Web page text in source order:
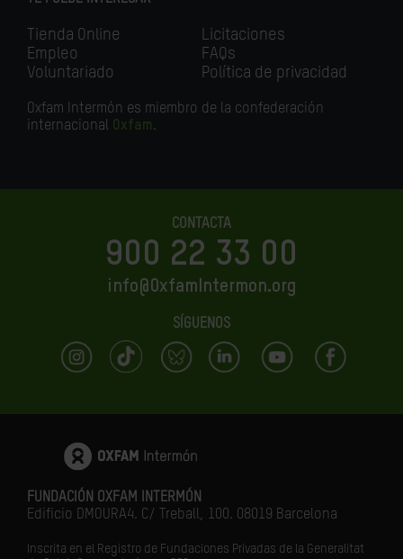
Tienda Online
Empleo
Voluntariado
Licitaciones
FAQs
Política de privacidad
Oxfam Intermón es miembro de la confederación
internacional Oxfam.
CONTACTA
900 22 33 00
info@OxfamIntermon.org
SÍGUENOS
FUNDACIÓN OXFAM INTERMÓN
Edificio DMOURA4. C/ Treball, 100. 08019 Barcelona
Inscrita en el Registro de Fundaciones Privadas de la Generalitat